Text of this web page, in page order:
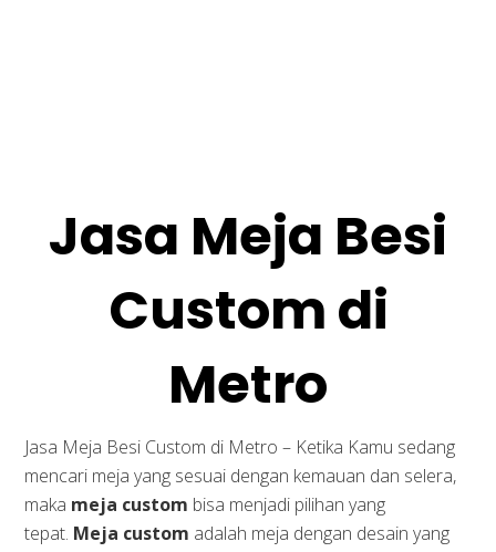
Jasa Meja Besi
Custom di
Metro
Jasa Meja Besi Custom di Metro – Ketika Kamu sedang
mencari meja yang sesuai dengan kemauan dan selera,
maka meja custom bisa menjadi pilihan yang
tepat. Meja custom adalah meja dengan desain yang